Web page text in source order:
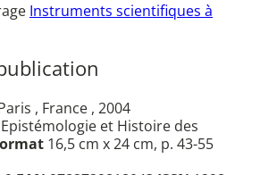
Instruments scientifiques à
, France , 2004
Epistémologie et Histoire des
16,5 cm x 24 cm, p. 43-55